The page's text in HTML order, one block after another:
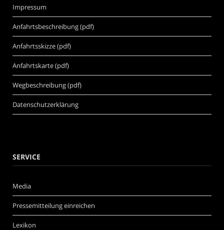
Impressum
Anfahrtsbeschreibung (pdf)
Anfahrtsskizze (pdf)
Anfahrtskarte (pdf)
Wegbeschreibung (pdf)
Datenschutzerklärung
SERVICE
Media
Pressemitteilung einreichen
Lexikon